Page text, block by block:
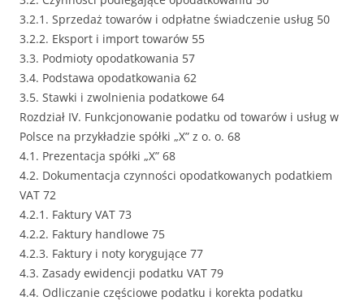
3.2.1. Sprzedaż towarów i odpłatne świadczenie usług 50
3.2.2. Eksport i import towarów 55
3.3. Podmioty opodatkowania 57
3.4. Podstawa opodatkowania 62
3.5. Stawki i zwolnienia podatkowe 64
Rozdział IV. Funkcjonowanie podatku od towarów i usług w
Polsce na przykładzie spółki „X” z o. o. 68
4.1. Prezentacja spółki „X” 68
4.2. Dokumentacja czynności opodatkowanych podatkiem
VAT 72
4.2.1. Faktury VAT 73
4.2.2. Faktury handlowe 75
4.2.3. Faktury i noty korygujące 77
4.3. Zasady ewidencji podatku VAT 79
4.4. Odliczanie częściowe podatku i korekta podatku